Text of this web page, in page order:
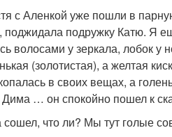
с Аленкой уже пошли в
поджидала подружку Катю. Я
волосами у зеркала, лобок у
(золотистая), а желтая
в своих вещах, а
… он спокойно пошел к
что ли? Мы тут голые